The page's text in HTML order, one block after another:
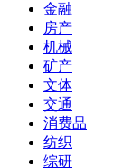
金融
房产
机械
矿产
文体
交通
消费品
纺织
综研